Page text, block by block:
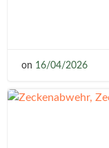
on 16/04/2026